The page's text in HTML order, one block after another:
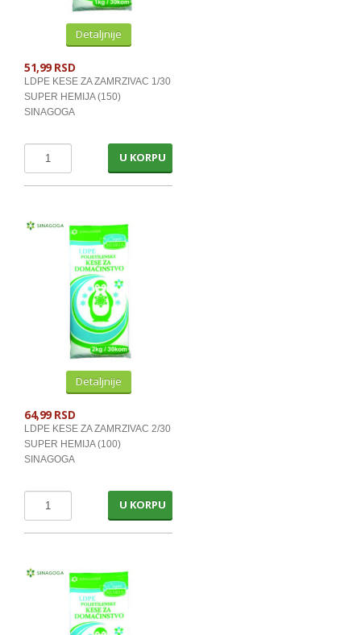
Detaljnije
51,99 RSD
LDPE KESE ZA ZAMRZIVAC 1/30
SUPER HEMIJA (150)
SINAGOGA
U KORPU
Detaljnije
64,99 RSD
LDPE KESE ZA ZAMRZIVAC 2/30
SUPER HEMIJA (100)
SINAGOGA
U KORPU